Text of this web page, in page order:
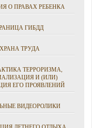
О ПРАВАХ РЕБЕНКА
ГИБДД
ТРУДА
ТЕРРОРИЗМА,
И (ИЛИ)
ЕГО ПРОЯВЛЕНИЙ
ВИДЕОРОЛИКИ